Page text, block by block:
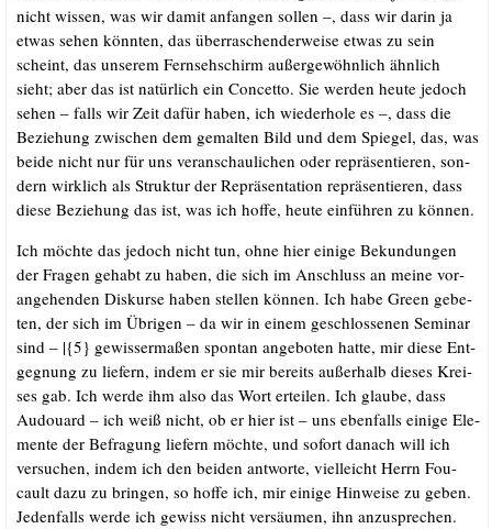
nicht wis­sen, was wir damit anfan­gen sol­len –, dass wir dar­in ja
etwas sehen könn­ten, das über­ra­schen­der­wei­se etwas zu sein
scheint, das unse­rem Fern­seh­schirm außer­ge­wöhn­lich ähn­lich
sieht; aber das ist natür­lich ein Con­cet­to. Sie wer­den heu­te jedoch
sehen – falls wir Zeit dafür haben, ich wie­der­ho­le es –, dass die
Bezie­hung zwi­schen dem gemal­ten Bild und dem Spie­gel, das, was
bei­de nicht nur für uns ver­an­schau­li­chen oder reprä­sen­tie­ren, son­
dern wirk­lich als Struk­tur der Reprä­sen­ta­ti­on reprä­sen­tie­ren, dass
die­se Bezie­hung das ist, was ich hof­fe, heu­te ein­füh­ren zu können.
Ich möch­te das jedoch nicht tun, ohne hier eini­ge Bekun­dun­gen
der Fra­gen gehabt zu haben, die sich im Anschluss an mei­ne vor­
an­ge­hen­den Dis­kur­se haben stel­len kön­nen. Ich habe Green gebe­
ten, der sich im Übri­gen – da wir in einem geschlos­se­nen Semi­nar
sind – |{5} gewis­ser­ma­ßen spon­tan ange­bo­ten hat­te, mir die­se Ent­
geg­nung zu lie­fern, indem er sie mir bereits außer­halb die­ses Krei­
ses gab. Ich wer­de ihm also das Wort ertei­len. Ich glau­be, dass
Audouard – ich weiß nicht, ob er hier ist – uns eben­falls eini­ge Ele­
men­te der Befra­gung lie­fern möch­te, und sofort danach will ich
ver­su­chen, indem ich den bei­den ant­wor­te, viel­leicht Herrn Fou­
cault dazu zu brin­gen, so hof­fe ich, mir eini­ge Hin­wei­se zu geben.
Jeden­falls wer­de ich gewiss nicht ver­säu­men, ihn anzusprechen.